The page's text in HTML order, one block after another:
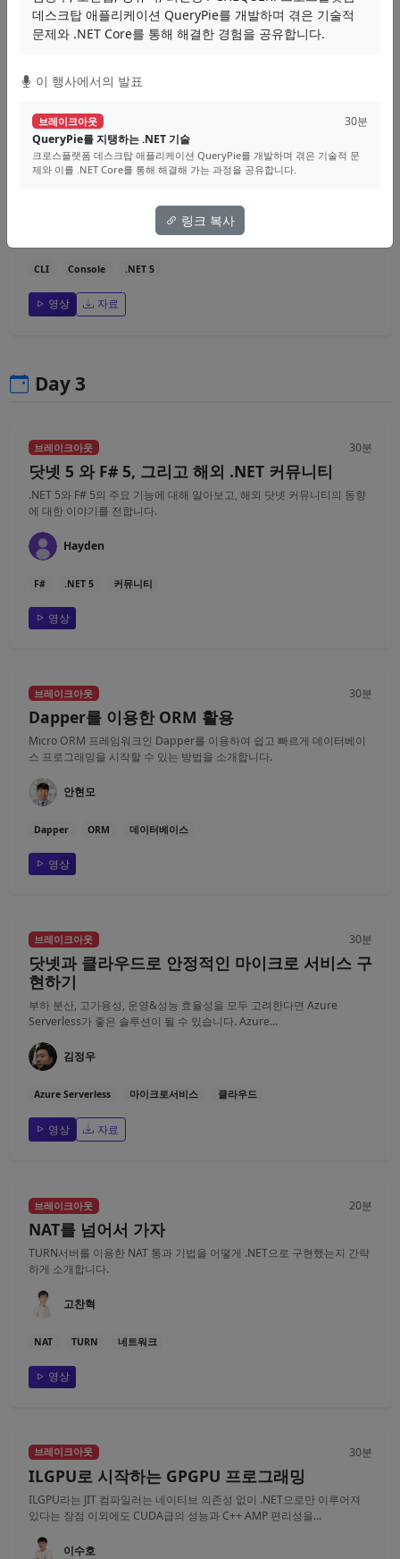
YARP 리버스 프록시 네트워크
브레이크아웃
닷넷 5로 (다시) 만들어보는 CLI 애플리케이션
.NET 5에 추가된 여러 기능들을 활용하여, 보다 현대적인 방법으로 CLI 애
CLI Console .NET 5
영상 자료
Day 3
브레이크아웃 30분
닷넷 5 와 F# 5, 그리고 해외 .NET 커뮤니티
.NET 5와 F# 5의 주요 기능에 대해 알아보고, 해외 닷넷 커뮤니티의 동향
에 대한 이야기를 전합니다.
Hayden
F# .NET 5 커뮤니티
영상
브레이크아웃 30분
Dapper를 이용한 ORM 활용
Micro ORM 프레임워크인 Dapper를 이용하여 쉽고 빠르게 데이터베이
스 프로그래밍을 시작할 수 있는 방법을 소개합니다.
안현모
Dapper ORM 데이터베이스
영상
브레이크아웃 30분
닷넷과 클라우드로 안정적인 마이크로 서비스 구
현하기
부하 분산, 고가용성, 운영&성능 효율성을 모두 고려한다면 Azure
Serverless가 좋은 솔루션이 될 수 있습니다. Azure...
김정우
Azure Serverless 마이크로서비스 클라우드
영상 자료
브레이크아웃 20분
NAT를 넘어서 가자
TURN서버를 이용한 NAT 통과 기법을 어떻게 .NET으로 구현했는지 간략
하게 소개합니다.
고찬혁
NAT TURN 네트워크
영상
브레이크아웃 30분
ILGPU로 시작하는 GPGPU 프로그래밍
ILGPU라는 JIT 컴파일러는 네이티브 의존성 없이 .NET으로만 이루어져
있다는 장점 이외에도 CUDA급의 성능과 C++ AMP 편리성을...
이수호
데스크탑 애플리케이션 QueryPie를 개발하며 겪은 기술적
문제와 .NET Core를 통해 해결한 경험을 공유합니다.
이 행사에서의 발표
브레이크아웃
30분
QueryPie를 지탱하는 .NET 기술
크로스플랫폼 데스크탑 애플리케이션 QueryPie를 개발하며 겪은 기술적 문
제와 이를 .NET Core를 통해 해결해 가는 과정을 공유합니다.
링크 복사